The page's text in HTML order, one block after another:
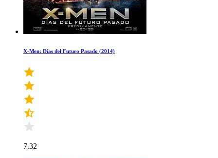
X-Men: Días del Futuro Pasado (2014)
7.32